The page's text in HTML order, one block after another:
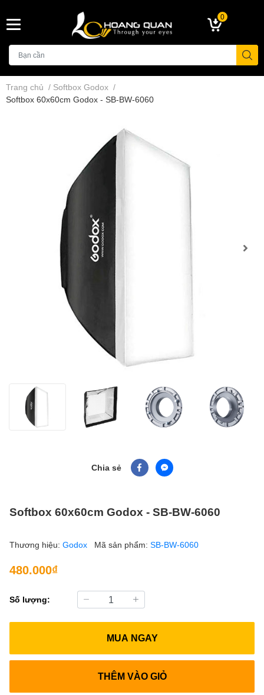
0
Trang chủ / Softbox Godox /
Softbox 60x60cm Godox - SB-BW-6060
Chia sẻ
Softbox 60x60cm Godox - SB-BW-6060
Thương hiệu: Godox Mã sản phẩm: SB-BW-6060
480.000₫
Số lượng:
MUA NGAY
THÊM VÀO GIỎ